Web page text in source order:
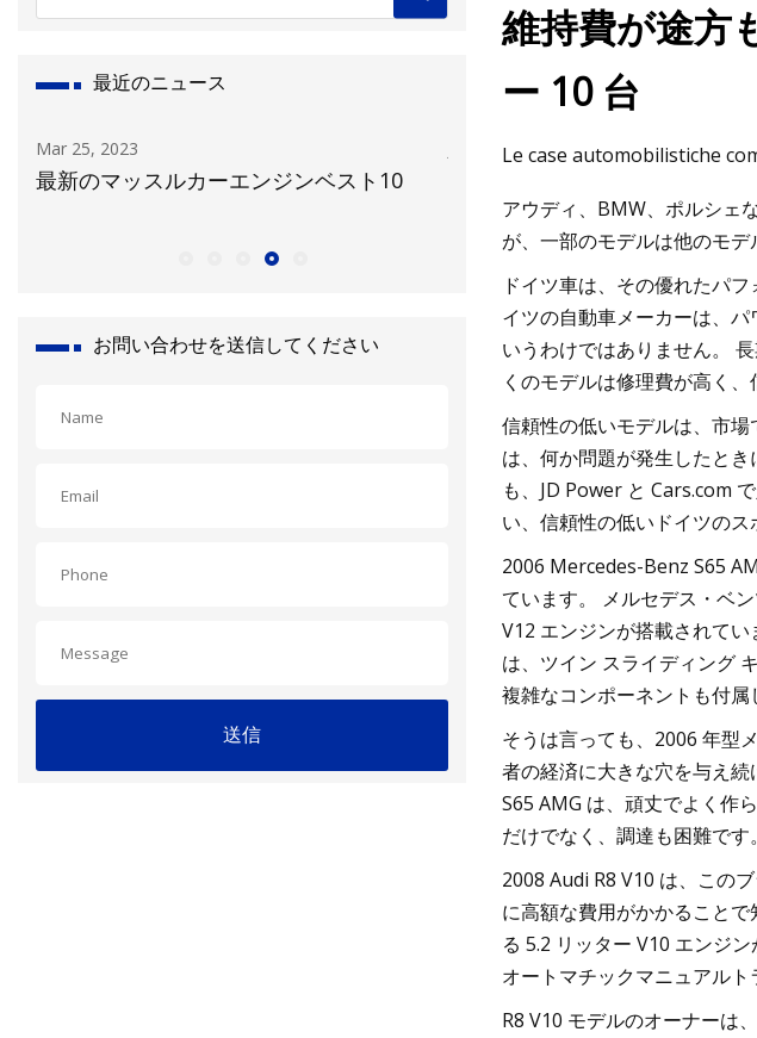
最近のニュース
Jan 04, 2024
最高のエンジン性能を持つ自動車ブランド
Nov 07, 2023
らしい方法
お問い合わせを送信してください
送信
維持費が途方
ー 10 台
Le case automobilistiche
アウディ、BMW、ポルシェ
が、一部のモデルは他のモデ
ドイツ車は、その優れたパ
イツの自動車メーカーは、パ
いうわけではありません。
くのモデルは修理費が高く、
信頼性の低いモデルは、市場
は、何か問題が発生したと
も、JD Power と Cars.com
い、信頼性の低いドイツのス
2006 Mercedes-Benz S65
ています。 メルセデス・ベ
V12 エンジンが搭載されて
は、ツイン スライディング
複雑なコンポーネントも付属
そうは言っても、2006 年型
者の経済に大きな穴を与え
S65 AMG は、頑丈でよく作
だけでなく、調達も困難です
2008 Audi R8 V10 は、この
に高額な費用がかかること
る 5.2 リッター V10 エンジ
オートマチックマニュアルト
R8 V10 モデルのオーナーは